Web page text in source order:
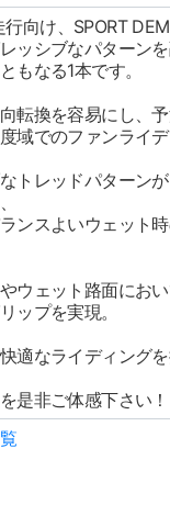
向け、SPORT
ッシブなパターンを
もなる1本です。
転換を容易にし、予
域でのファンライデ
トレッドパターンが
ンスよいウェット時
ウェット路面におい
ップを実現。
適なライディングを
是非ご体感下さい！